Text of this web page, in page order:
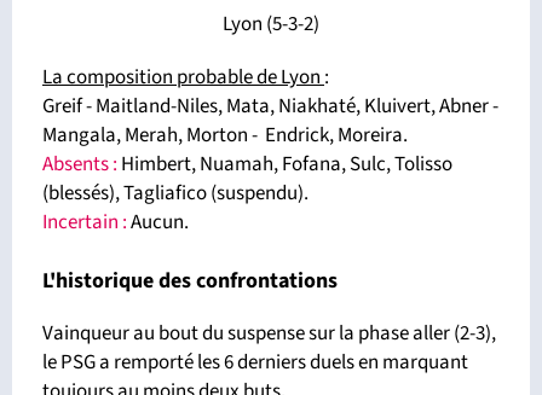
Lyon (5-3-2)
La composition probable de Lyon:
Greif - Maitland-Niles, Mata, Niakhaté, Kluivert, Abner -
Mangala, Merah, Morton - Endrick, Moreira.
Absents: Himbert, Nuamah, Fofana, Sulc, Tolisso
(blessés), Tagliafico (suspendu).
Incertain :Aucun.
L'historique des confrontations
Vainqueur au bout du suspense sur la phase aller (2-3),
le PSG a remporté les 6 derniers duels en marquant